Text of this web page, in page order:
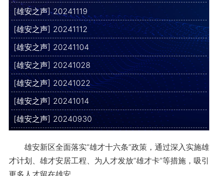
[雄安之声] 20241119
[雄安之声] 20241112
[雄安之声] 20241104
[雄安之声] 20241028
[雄安之声] 20241022
[雄安之声] 20241014
[雄安之声] 20240930
雄安新区全面落实“雄才十六条”政策，通过深入实施雄
才计划、雄才安居工程、为人才发放“雄才卡”等措施，吸引
更多人才留在雄安。